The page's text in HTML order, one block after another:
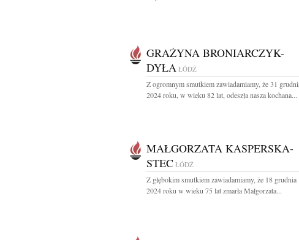
GRAŻYNA BRONIARCZYK-
DYŁA ŁÓDŹ
Z ogromnym smutkiem zawiadamiamy, że 31
2024 roku, w wieku 82 lat, odeszła nasza kochana...
MAŁGORZATA KASPERSKA-
STEC ŁÓDŹ
Z głębokim smutkiem zawiadamiamy, że 18 grudnia
2024 roku w wieku 75 lat zmarła Małgorzata...